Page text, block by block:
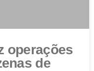
operações
de